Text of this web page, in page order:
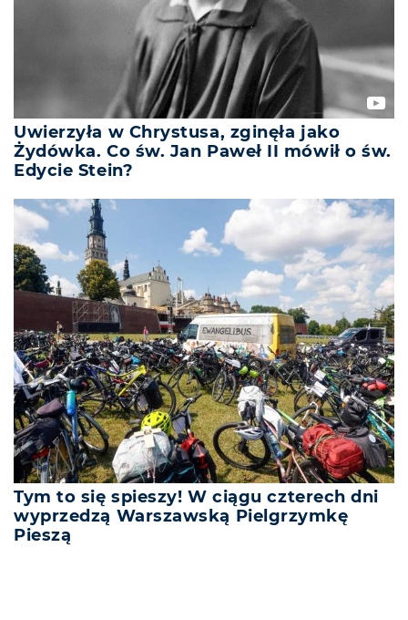
Uwierzyła w Chrystusa, zginęła jako
Żydówka. Co św. Jan Paweł II mówił o św.
Edycie Stein?
Tym to się spieszy! W ciągu czterech dni
wyprzedzą Warszawską Pielgrzymkę
Pieszą